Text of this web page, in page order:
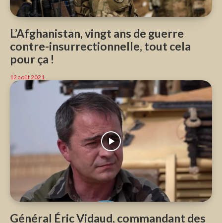
L’Afghanistan, vingt ans de guerre
contre-insurrectionnelle, tout cela
pour ça !
12 août 2021
Général Éric Vidaud, commandant des